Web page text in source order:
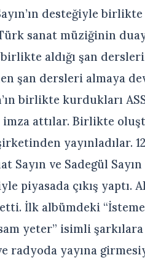
desteğiyle
sanat müziğinin
birlikte aldığı şan
şan dersleri almaya
birlikte kurdukları
imza attılar. Birlikte
yayınladılar.
Sayın ve Sadegül
piyasada çıkış yaptı.
İlk albümdeki
yeter” isimli
radyoda yayına